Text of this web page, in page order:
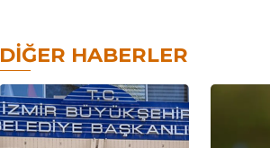
DIĞER HABERLER